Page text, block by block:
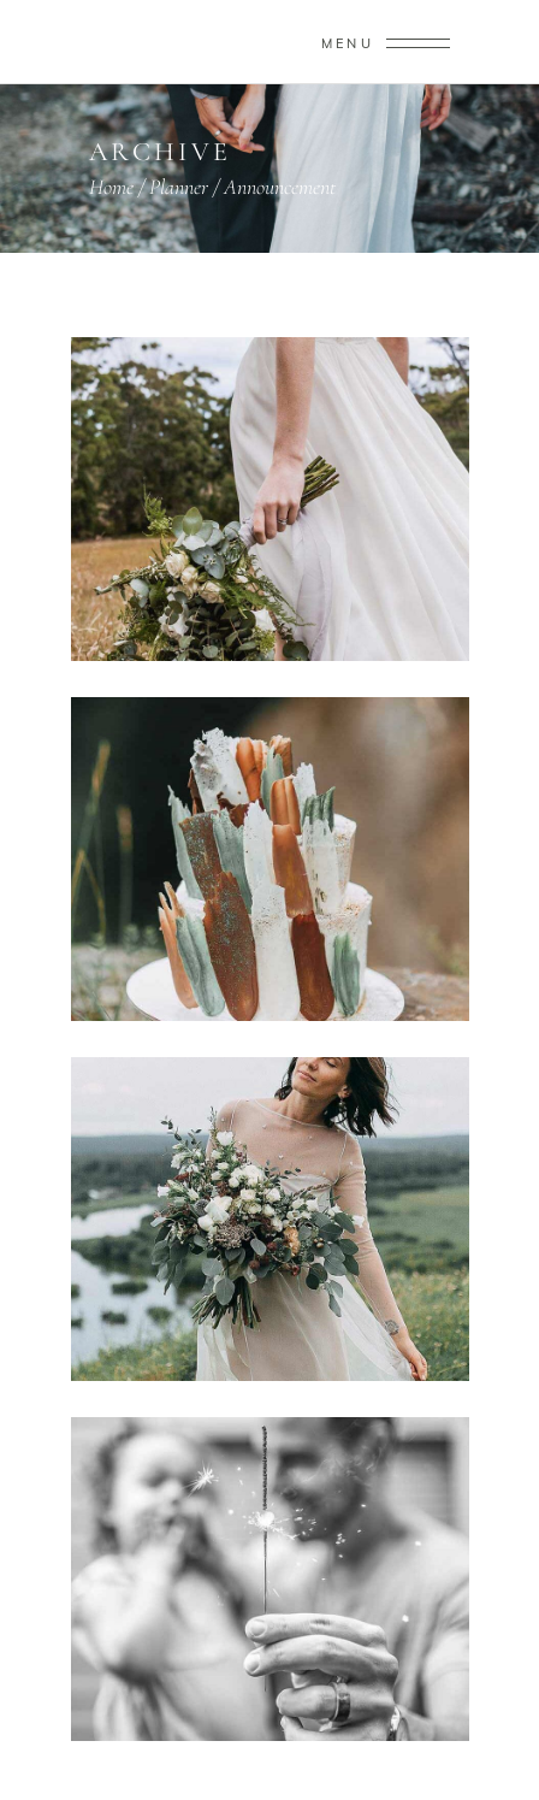
MENU
ARCHIVE
Home/Planner/Announcement